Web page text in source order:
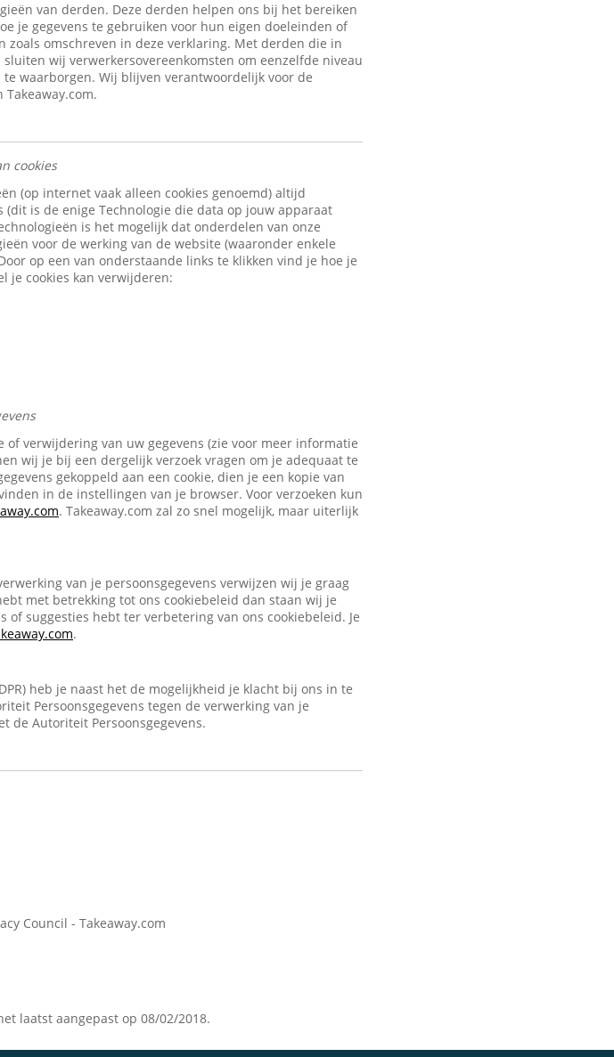
van derden. Deze derden helpen ons bij het bereiken
je gegevens te gebruiken voor hun eigen doeleinden of
omschreven in deze verklaring. Met derden die in
wij verwerkersovereenkomsten om eenzelfde niveau
waarborgen. Wij blijven verantwoordelijk voor de
cookies
(op internet vaak alleen cookies genoemd) altijd
is de enige Technologie die data op jouw apparaat
is het mogelijk dat onderdelen van onze
voor de werking van de website (waaronder enkele
op een van onderstaande links te klikken vind je hoe je
je cookies kan verwijderen:
verwijdering van uw gegevens (zie voor meer informatie
wij je bij een dergelijk verzoek vragen om je adequaat te
gekoppeld aan een cookie, dien je een kopie van
in de instellingen van je browser. Voor verzoeken kun
. Takeaway.com zal zo snel mogelijk, maar uiterlijk
van je persoonsgegevens verwijzen wij je graag
met betrekking tot ons cookiebeleid dan staan wij je
suggesties hebt ter verbetering van ons cookiebeleid. Je
.
heb je naast het de mogelijkheid je klacht bij ons in te
Persoonsgegevens tegen de verwerking van je
de Autoriteit Persoonsgegevens.
Council - Takeaway.com
laatst aangepast op 08/02/2018.